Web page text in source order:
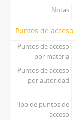
Notas
Puntos de acceso
Puntos de acceso
por materia
Puntos de acceso
por autoridad
Tipo de puntos de
acceso